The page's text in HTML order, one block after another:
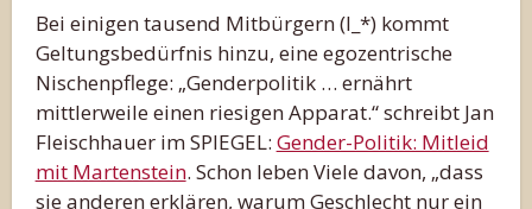
Bei einigen tausend Mitbürgern (I_*) kommt
Geltungsbedürfnis hinzu, eine egozentrische
Nischenpflege: „Genderpolitik … ernährt
mittlerweile einen riesigen Apparat.“ schreibt Jan
Fleischhauer im SPIEGEL: Gender-Politik: Mitleid
mit Martenstein. Schon leben Viele davon, „dass
sie anderen erklären, warum Geschlecht nur ein